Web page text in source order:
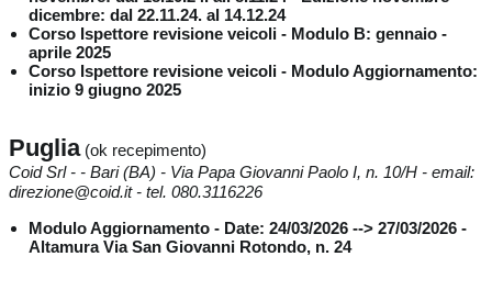
dicembre: dal 22.11.24. al 14.12.24
Corso Ispettore revisione veicoli - Modulo B: gennaio -
aprile 2025
Corso Ispettore revisione veicoli - Modulo Aggiornamento:
inizio 9 giugno 2025
Puglia(ok recepimento)
Coid Srl - - Bari (BA) - Via Papa Giovanni Paolo I, n. 10/H - email:
direzione@coid.it - tel. 080.3116226
Modulo Aggiornamento - Date: 24/03/2026 --> 27/03/2026 -
Altamura Via San Giovanni Rotondo, n. 24